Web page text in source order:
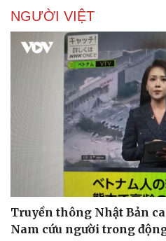
Dinh dưỡng - món ngon
Sản phụ khoa
Làm đẹp - giảm cân
Phòng mạch online
Ăn sạch sống khỏe
NGƯỜI VIỆT
Truyền thông Nhật Bản
Nam cứu người trong